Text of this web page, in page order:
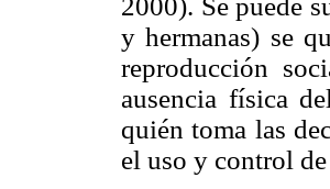
y hermanas) se
reproducción
ausencia física
quién toma las
el uso y control